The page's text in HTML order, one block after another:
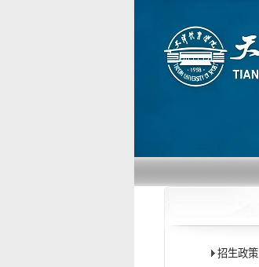
招生政策